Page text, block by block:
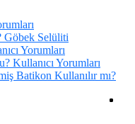
Göbek Selüliti
Yorumları
Kullanıcı Yorumları
Batikon Kullanılır mı?